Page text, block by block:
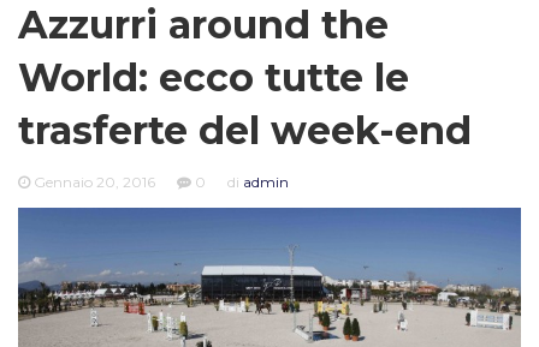
Azzurri around the
World: ecco tutte le
trasferte del week-end
Gennaio 20, 2016 0 di admin